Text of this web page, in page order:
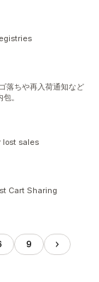
落ちや再入荷通知など
。
lost sales
Cart Sharing
9